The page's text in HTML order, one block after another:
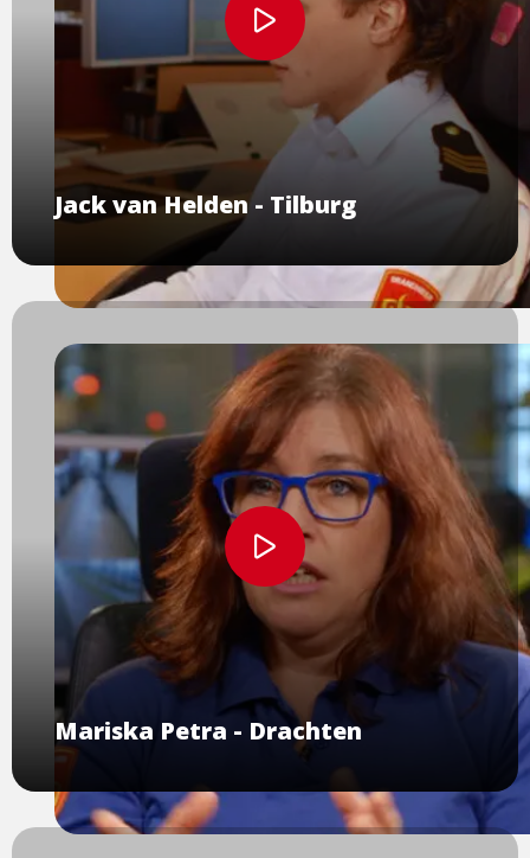
Bekijk
video
Jack van Helden - Tilburg
Bekijk
video
Mariska Petra - Drachten